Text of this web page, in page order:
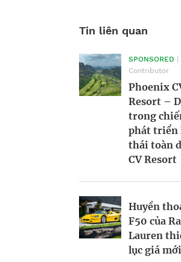
Tin liên quan
SPONSORED
Contributor
Phoenix
Resort –
trong
phát triển
thái toàn
CV Resort
Huyền
F50 của
Lauren
lục giá mới
Morgan
đại trong
hoài cổ
Contributor
nghiệm
tinh bản
Victor Vũ
trong
Nền kinh
tại giải
Thương
gia vào
“music
tiền tỷ